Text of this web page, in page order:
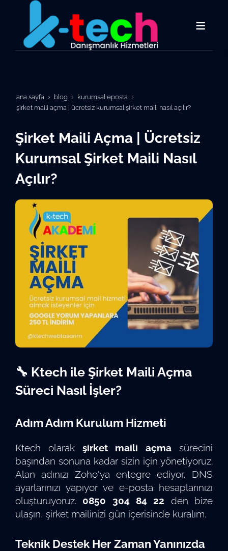
ana sayfa blog
kurumsal eposta
şirket maili açma | ücretsiz kurumsal şirket maili nasıl açılır?
Şirket Maili Açma | Ücretsiz
Kurumsal Şirket Maili Nasıl
Açılır?
🔧 Ktech ile Şirket Maili Açma
Süreci Nasıl İşler?
Adım Adım Kurulum Hizmeti
Ktech olarak şirket maili açma sürecini
başından sonuna kadar sizin için yönetiyoruz.
Alan adınızı Zoho'ya entegre ediyor, DNS
ayarlarınızı yapıyor ve e-posta hesaplarınızı
oluşturuyoruz. 0850 304 84 22 den bize
ulaşın, şirket mailinizi gün içerisinde kuralım.
Teknik Destek Her Zaman Yanınızda